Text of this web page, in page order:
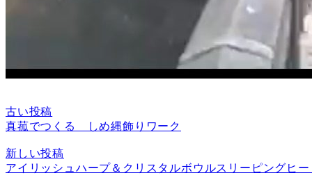
古い投稿
真菰でつくる しめ縄飾りワーク
新しい投稿
アイリッシュハープ＆クリスタルボウルスリーピングヒ